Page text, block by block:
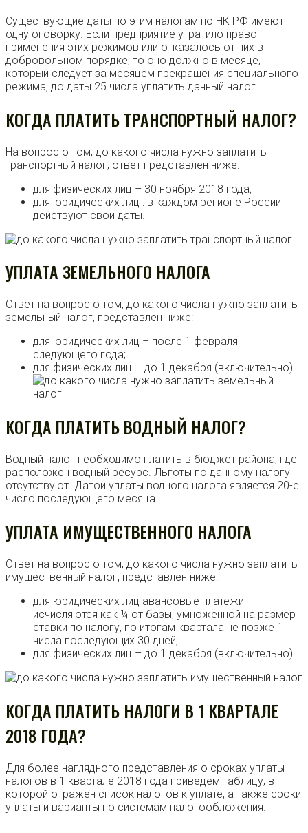
Существующие даты по этим налогам по НК РФ имеют
одну оговорку. Если предприятие утратило право
применения этих режимов или отказалось от них в
добровольном порядке, то оно должно в месяце,
который следует за месяцем прекращения специального
режима, до даты 25 числа уплатить данный налог.
КОГДА ПЛАТИТЬ ТРАНСПОРТНЫЙ НАЛОГ?
На вопрос о том, до какого числа нужно заплатить
транспортный налог, ответ представлен ниже:
для физических лиц – 30 ноября 2018 года;
для юридических лиц : в каждом регионе России
действуют свои даты.
УПЛАТА ЗЕМЕЛЬНОГО НАЛОГА
Ответ на вопрос о том, до какого числа нужно заплатить
земельный налог, представлен ниже:
для юридических лиц – после 1 февраля
следующего года;
для физических лиц – до 1 декабря (включительно).
КОГДА ПЛАТИТЬ ВОДНЫЙ НАЛОГ?
Водный налог необходимо платить в бюджет района, где
расположен водный ресурс. Льготы по данному налогу
отсутствуют. Датой уплаты водного налога является 20-е
число последующего месяца.
УПЛАТА ИМУЩЕСТВЕННОГО НАЛОГА
Ответ на вопрос о том, до какого числа нужно заплатить
имущественный налог, представлен ниже:
для юридических лиц авансовые платежи
исчисляются как ¼ от базы, умноженной на размер
ставки по налогу, по итогам квартала не позже 1
числа последующих 30 дней;
для физических лиц – до 1 декабря (включительно).
КОГДА ПЛАТИТЬ НАЛОГИ В 1 КВАРТАЛЕ
2018 ГОДА?
Для более наглядного представления о сроках уплаты
налогов в 1 квартале 2018 года приведем таблицу, в
которой отражен список налогов к уплате, а также сроки
уплаты и варианты по системам налогообложения.